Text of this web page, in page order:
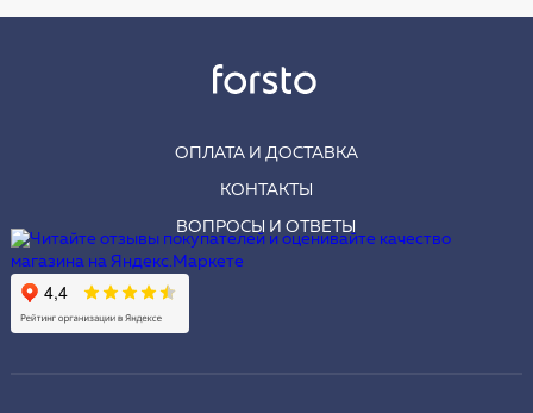
ОПЛАТА И ДОСТАВКА
КОНТАКТЫ
ВОПРОСЫ И ОТВЕТЫ